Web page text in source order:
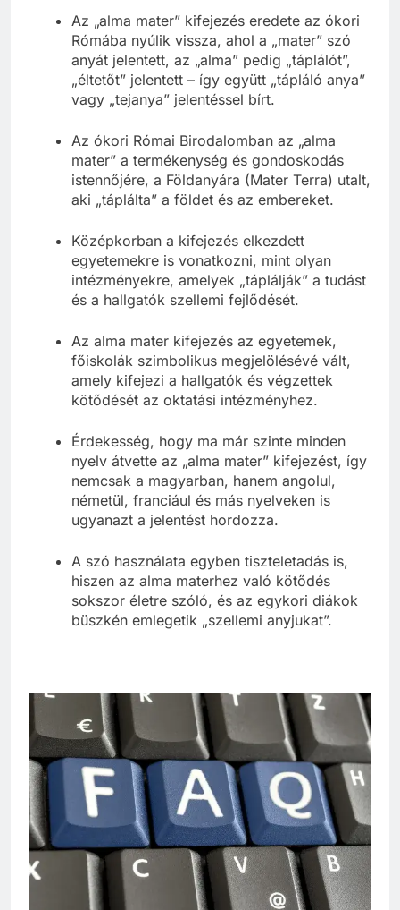
Az „alma mater” kifejezés eredete az ókori
Rómába nyúlik vissza, ahol a „mater” szó
anyát jelentett, az „alma” pedig „táplálót”,
„éltetőt” jelentett – így együtt „tápláló anya”
vagy „tejanya” jelentéssel bírt.
Az ókori Római Birodalomban az „alma
mater” a termékenység és gondoskodás
istennőjére, a Földanyára (Mater Terra) utalt,
aki „táplálta” a földet és az embereket.
Középkorban a kifejezés elkezdett
egyetemekre is vonatkozni, mint olyan
intézményekre, amelyek „táplálják” a tudást
és a hallgatók szellemi fejlődését.
Az alma mater kifejezés az egyetemek,
főiskolák szimbolikus megjelölésévé vált,
amely kifejezi a hallgatók és végzettek
kötődését az oktatási intézményhez.
Érdekesség, hogy ma már szinte minden
nyelv átvette az „alma mater” kifejezést, így
nemcsak a magyarban, hanem angolul,
németül, franciául és más nyelveken is
ugyanazt a jelentést hordozza.
A szó használata egyben tiszteletadás is,
hiszen az alma materhez való kötődés
sokszor életre szóló, és az egykori diákok
büszkén emlegetik „szellemi anyjukat”.